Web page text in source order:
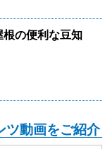
の便利な豆知
ツ動画をご紹介